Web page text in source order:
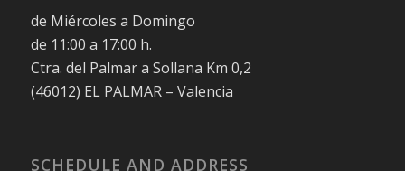
de Miércoles a Domingo
de 11:00 a 17:00 h.
Ctra. del Palmar a Sollana Km 0,2
(46012) EL PALMAR – Valencia
SCHEDULE AND ADDRESS